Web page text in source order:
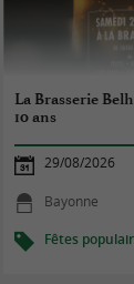
La Brasserie
10 ans
29/08/2026
Bayonne
Fêtes